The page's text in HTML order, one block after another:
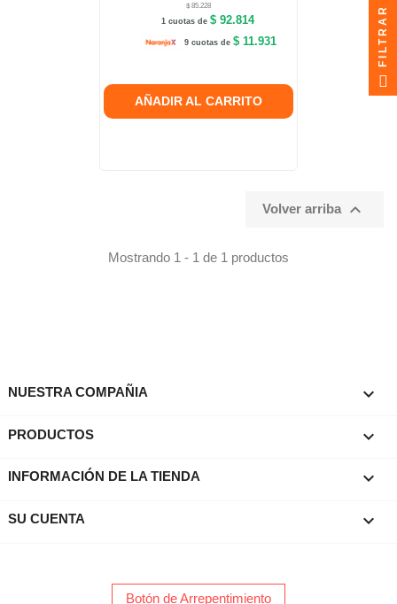
$ 85.228
1 cuotas de$ 92.814
9 cuotas de $ 11.931
AÑADIR AL CARRITO
Volver arriba 
Mostrando 1 - 1 de 1 productos
NUESTRA COMPAÑIA 
PRODUCTOS 
INFORMACIÓN DE LA TIENDA keyboard_arrow_down
SU CUENTA 
Botón de Arrepentimiento
FILTRAR